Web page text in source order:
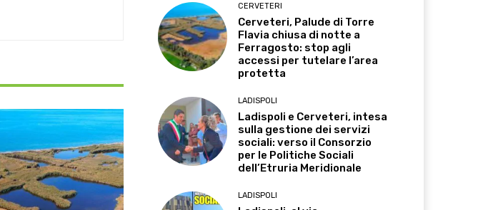
CERVETERI
Cerveteri, Palude di Torre
Flavia chiusa di notte a
Ferragosto: stop agli
accessi per tutelare l’area
protetta
LADISPOLI
Ladispoli e Cerveteri, intesa
sulla gestione dei servizi
sociali: verso il Consorzio
per le Politiche Sociali
dell’Etruria Meridionale
LADISPOLI